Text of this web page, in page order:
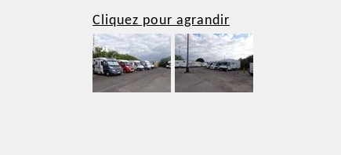
Cliquez pour agrandir